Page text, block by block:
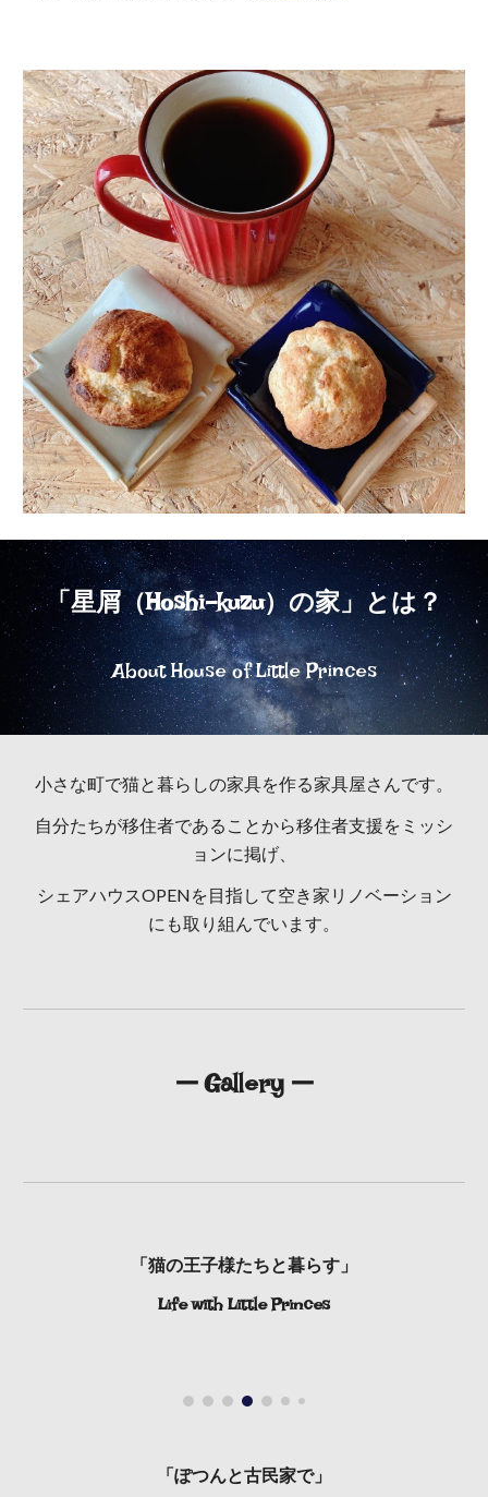
「星屑（Hoshi-kuzu）の家」とは？
About House of Little Princes
小さな町で猫と暮らしの家具を作る家具屋さんです。
自分たちが移住者であることから移住者支援をミッシ
ョンに掲げ、
シェアハウスOPENを目指して空き家リノベーション
にも取り組んでいます。
ー Gallery ー
「猫の王子様たちと暮らす」
Life with Little Princes
「ぽつんと古民家で」